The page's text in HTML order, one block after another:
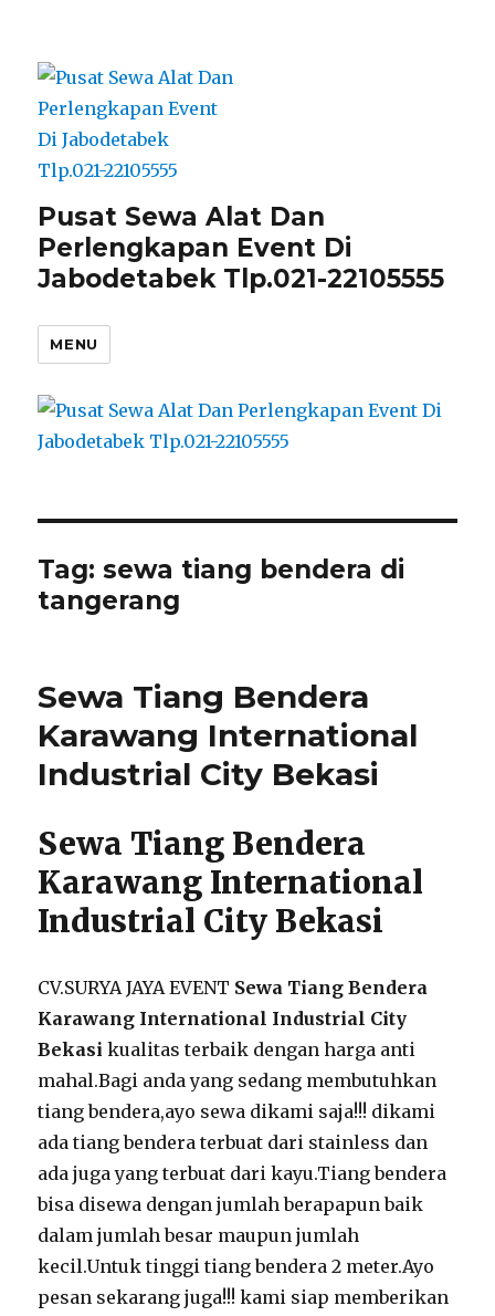
Pusat Sewa Alat Dan
Perlengkapan Event Di
Jabodetabek Tlp.021-22105555
MENU
Tag:sewa tiang bendera di
tangerang
Sewa Tiang Bendera
Karawang International
Industrial City Bekasi
Sewa Tiang Bendera
Karawang International
Industrial City Bekasi
CV.SURYA JAYA EVENT Sewa Tiang Bendera
Karawang International Industrial City
Bekasikualitas terbaik dengan harga anti
mahal.Bagi anda yang sedang membutuhkan
tiang bendera,ayo sewa dikami saja!!! dikami
ada tiang bendera terbuat dari stainless dan
ada juga yang terbuat dari kayu.Tiang bendera
bisa disewa dengan jumlah berapapun baik
dalam jumlah besar maupun jumlah
kecil.Untuk tinggi tiang bendera 2 meter.Ayo
pesan sekarang juga!!! kami siap memberikan